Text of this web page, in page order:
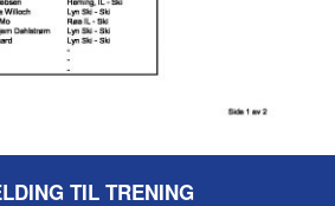
TIL TRENING